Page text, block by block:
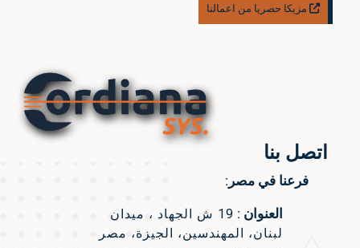
مزيكا حصريا من اعمالنا
اتصل بنا
فرعنا في مصر:
العنوان :
19 ش الجهاد ، ميدان
لبنان، المهندسين، الجيزة، مصر